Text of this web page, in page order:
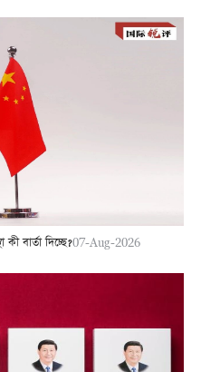
কী বার্তা দিচ্ছে?07-Aug-2026